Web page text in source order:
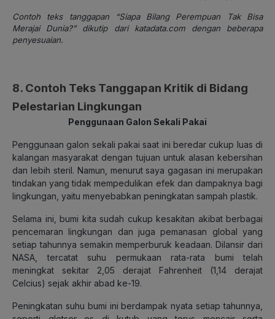
Contoh teks tanggapan “Siapa Bilang Perempuan Tak Bisa
Merajai Dunia?” dikutip dari katadata.com dengan beberapa
penyesuaian.
8. Contoh Teks Tanggapan Kritik di Bidang
Pelestarian Lingkungan
Penggunaan Galon Sekali Pakai
Penggunaan galon sekali pakai saat ini beredar cukup luas di
kalangan masyarakat dengan tujuan untuk alasan kebersihan
dan lebih steril. Namun, menurut saya gagasan ini merupakan
tindakan yang tidak mempedulikan efek dan dampaknya bagi
lingkungan, yaitu menyebabkan peningkatan sampah plastik.
Selama ini, bumi kita sudah cukup kesakitan akibat berbagai
pencemaran lingkungan dan juga pemanasan global yang
setiap tahunnya semakin memperburuk keadaan. Dilansir dari
NASA, tercatat suhu permukaan rata-rata bumi telah
meningkat sekitar 2,05 derajat Fahrenheit (1,14 derajat
Celcius) sejak akhir abad ke-19.
Peningkatan suhu bumi ini berdampak nyata setiap tahunnya,